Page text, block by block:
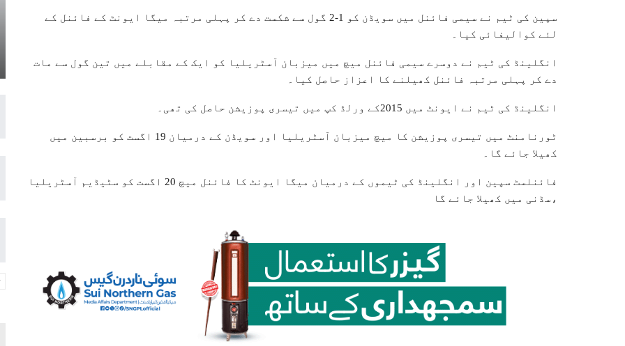
سپین کی ٹیم نے سیمی فائنل میں سویڈن کو 1-2 گول سے شکست دے کر پہلی مرتبہ میگا ایونٹ کے فائنل کے
لئے کوالیفائی کیا۔
انگلینڈ کی ٹیم نے دوسرے سیمی فائنل میچ میں میزبان آسٹریلیا کو ایک کے مقابلے میں تین گول سے مات
دے کر پہلی مرتبہ فائنل کھیلنے کا اعزاز حاصل کیا۔
انگلینڈ کی ٹیم نے ایونٹ میں 2015کے ورلڈ کپ میں تیسری پوزیشن حاصل کی تھی۔
ٹورنامنٹ میں تیسری پوزیشن کا میچ میزبان آسٹریلیا اور سویڈن کے درمیان 19 اگست کو برسبین میں
کھیلا جائے گا۔
فائنلسٹ سپین اور انگلینڈ کی ٹیموں کے درمیان میگا ایونٹ کا فائنل میچ 20 اگست کو سٹیڈیم آسٹریلیا
،سڈنی میں کھیلا جائے گا